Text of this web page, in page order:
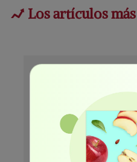
Los artículos
¡Únase
salud #1 del
Reciba las noticias
confiables del Dr.